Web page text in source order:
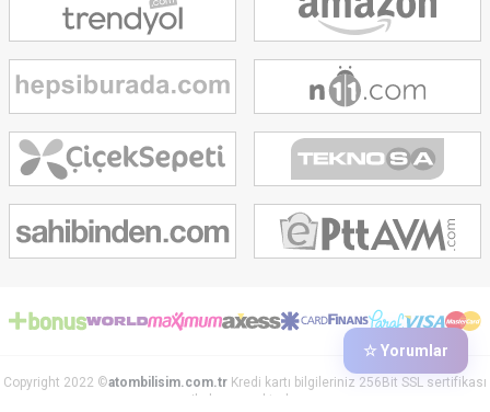
☆ Yorumlar
Copyright 2022 ©atombilisim.com.tr Kredi kartı bilgileriniz 256Bit SSL sertifikası
ile korunmaktadır.